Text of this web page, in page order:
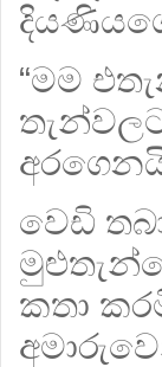
“මම
වෙඩි
කතා